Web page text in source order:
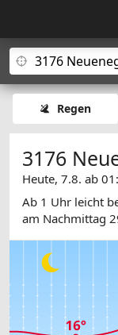
Regen
3176
Heute, 7.8. ab
Ab 1 Uhr leicht
am Nachmittag